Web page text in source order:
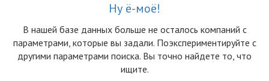
Ну ё-моё!
В нашей базе данных больше не осталоcь компаний с
параметрами, которые вы задали. Поэкспериментируйте с
другими параметрами поиска. Вы точно найдете то, что
ищите.